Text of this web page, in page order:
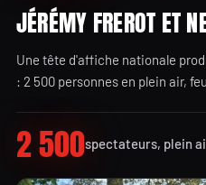
JÉRÉMY FREROT ET
Une tête d'affiche nationale
: 2 500 personnes en plein air,
2 500spectateurs, plein